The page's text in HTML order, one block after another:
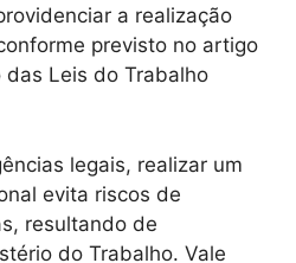
a realização
previsto no artigo
das Leis do Trabalho
legais, realizar um
evita riscos de
resultando de
do Trabalho. Vale